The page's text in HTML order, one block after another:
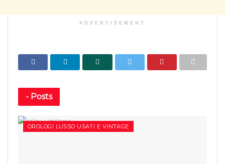
ADVERTISEMENT
- Posts
OROLOGI LUSSO USATI E VINTAGE